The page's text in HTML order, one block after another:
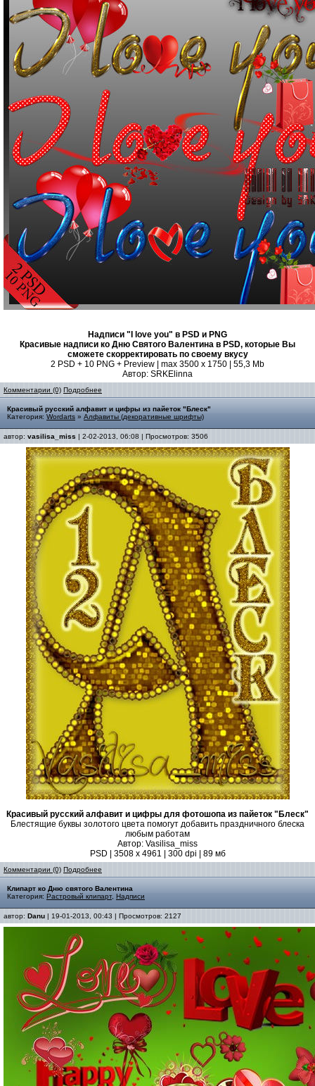
Надписи "I love you" в PSD и PNG
Красивые надписи ко Дню Святого Валентина в PSD, которые Вы
сможете скорректировать по своему вкусу
2 PSD + 10 PNG + Preview | max 3500 x 1750 | 55,3 Mb
Автор: SRKElinna
Комментарии (0) Подробнее
Красивый русский алфавит и цифры из пайеток "Блеск"
Категория: Wordarts » Алфавиты (декоративные шрифты)
автор: vasilisa_miss | 2-02-2013, 06:08 | Просмотров: 3506
Красивый русский алфавит и цифры для фотошопа из пайеток "Блеск"
Блестящие буквы золотого цвета помогут добавить праздничного блеска
любым работам
Автор: Vasilisa_miss
PSD | 3508 х 4961 | 300 dpi | 89 мб
Комментарии (0) Подробнее
Клипарт ко Дню святого Валентина
Категория: Растровый клипарт, Надписи
автор: Danu | 19-01-2013, 00:43 | Просмотров: 2127